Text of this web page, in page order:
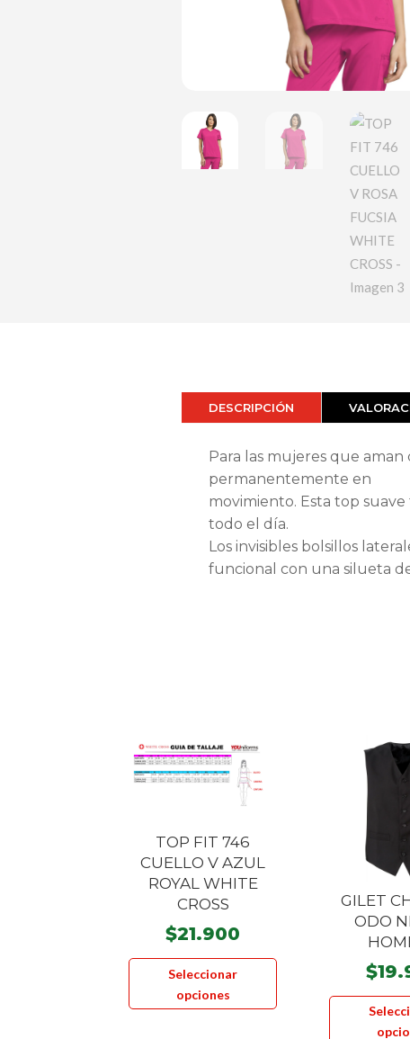
DESCRIPCIÓN
Para las mujeres que
permanentemente en
movimiento. Esta top
todo el día.
Los invisibles bolsillos
funcional con una silueta
TOP FIT 746
CUELLO V AZUL
ROYAL WHITE
CROSS
$21.900
Seleccionar
opciones
Este
tiene
GILET
ODO
$